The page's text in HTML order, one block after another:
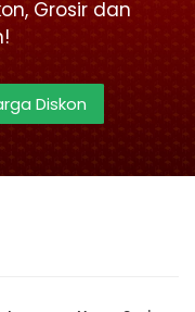
Grosir dan
Diskon